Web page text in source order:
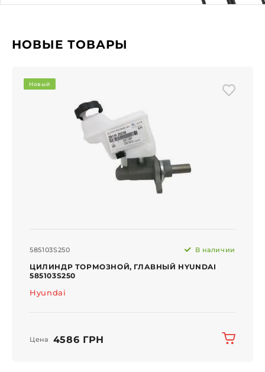
НОВЫЕ ТОВАРЫ
Новый
585103S250 В наличии
ЦИЛИНДР ТОРМОЗНОЙ, ГЛАВНЫЙ HYUNDAI
585103S250
Hyundai
Цена 4586 ГРН